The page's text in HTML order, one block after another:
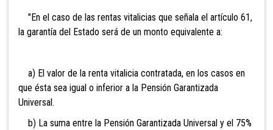
"En el caso de las rentas vitalicias que señala el artículo 61,
la garantía del Estado será de un monto equivalente a:
a) El valor de la renta vitalicia contratada, en los casos en
que ésta sea igual o inferior a la Pensión Garantizada
Universal.
b) La suma entre la Pensión Garantizada Universal y el 75%